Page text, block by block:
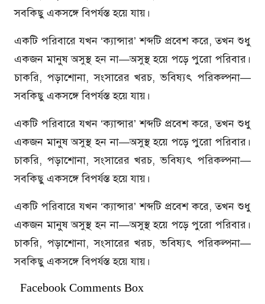
সবকিছু একসঙ্গে বিপর্যস্ত হয়ে যায়।
একটি পরিবারে যখন ‘ক্যান্সার’ শব্দটি প্রবেশ করে, তখন শুধু
একজন মানুষ অসুস্থ হন না—অসুস্থ হয়ে পড়ে পুরো পরিবার।
চাকরি, পড়াশোনা, সংসারের খরচ, ভবিষ্যৎ পরিকল্পনা—
সবকিছু একসঙ্গে বিপর্যস্ত হয়ে যায়।
একটি পরিবারে যখন ‘ক্যান্সার’ শব্দটি প্রবেশ করে, তখন শুধু
একজন মানুষ অসুস্থ হন না—অসুস্থ হয়ে পড়ে পুরো পরিবার।
চাকরি, পড়াশোনা, সংসারের খরচ, ভবিষ্যৎ পরিকল্পনা—
সবকিছু একসঙ্গে বিপর্যস্ত হয়ে যায়।
একটি পরিবারে যখন ‘ক্যান্সার’ শব্দটি প্রবেশ করে, তখন শুধু
একজন মানুষ অসুস্থ হন না—অসুস্থ হয়ে পড়ে পুরো পরিবার।
চাকরি, পড়াশোনা, সংসারের খরচ, ভবিষ্যৎ পরিকল্পনা—
সবকিছু একসঙ্গে বিপর্যস্ত হয়ে যায়।
Facebook Comments Box